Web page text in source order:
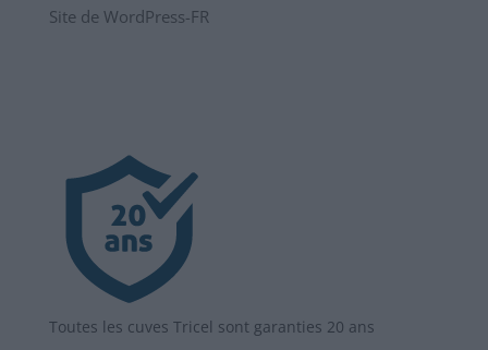
Site de WordPress-FR
Toutes les cuves Tricel sont garanties 20 ans